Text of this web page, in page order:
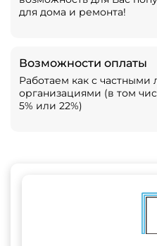
для дома и ремонта!
Возможности оплаты
Работаем как с частными
организациями (в том
5% или 22%)